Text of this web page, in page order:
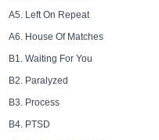
A5. Left On Repeat
A6. House Of Matches
B1. Waiting For You
B2. Paralyzed
B3. Process
B4. PTSD